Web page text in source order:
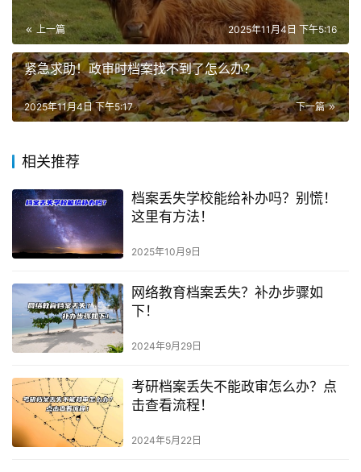
上一篇 2025年11月4日 下午5:16
紧急求助！政审时档案找不到了怎么办？
下一篇
2025年11月4日 下午5:17
相关推荐
档案丢失学校能给补办吗？别慌！
这里有方法！
2025年10月9日
网络教育档案丢失？补办步骤如
下！
2024年9月29日
考研档案丢失不能政审怎么办？点
击查看流程！
2024年5月22日